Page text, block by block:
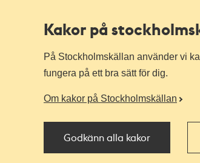
Kakor på
På Stockholmskällan använder vi
fungera på ett bra sätt för dig.
Om kakor på Stockholmskällan
Godkänn alla kakor